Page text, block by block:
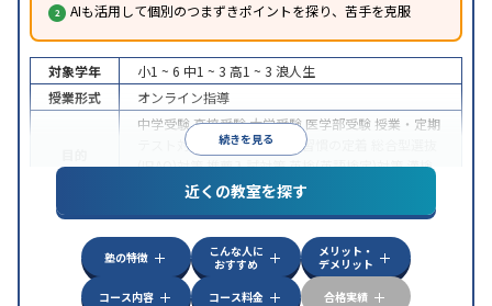
AIも活用して個別のつまずきポイントを探り、苦手を克服
続きを見る
対象学年 小1 ~ 6 中1 ~ 3 高1 ~ 3 浪人生
授業形式
オンライン指導
中学受験高校受験大学受験 医学部受験 授業・定期
テスト対策
内申点対策 学習習慣の定着
(旧AO)対策推薦入試対策英検(英語検定)対策漢検
(漢字検定)対策
中高一貫校生に対応成績保証制度あり授業の振替
可能不登校生に対応学習にPC・タブレットを利用
オンライン対応1科目から受講可能
近くの教室を探す
塾の特徴
こんな人に
おすすめ
メリット・
デメリット
コース内容
コース料金 合格実績